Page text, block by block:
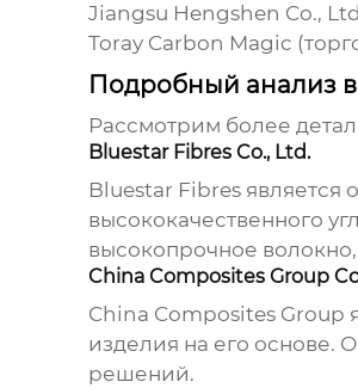
Jiangsu Hengshen Co.,
Toray Carbon Magic
Подробный анализ
Рассмотрим более
Bluestar Fibres Co., Ltd.
Bluestar Fibres
высококачественного
высокопрочное
China Composites Group
China Composites Group
изделия на его основе.
решений.